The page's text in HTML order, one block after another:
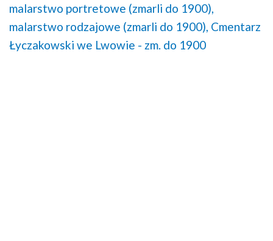
malarstwo portretowe (zmarli do 1900),
malarstwo rodzajowe (zmarli do 1900), Cmentarz
Łyczakowski we Lwowie - zm. do 1900